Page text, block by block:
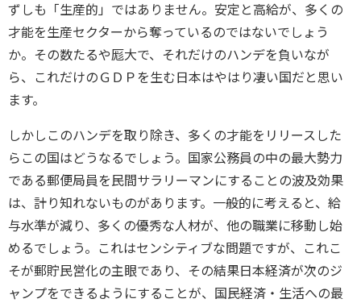
ずしも「生産的」ではありません。安定と高給が、多くの
才能を生産セクターから奪っているのではないでしょう
か。その数たるや厖大で、それだけのハンデを負いなが
ら、これだけのＧＤＰを生む日本はやはり凄い国だと思い
ます。
しかしこのハンデを取り除き、多くの才能をリリースした
らこの国はどうなるでしょう。国家公務員の中の最大勢力
である郵便局員を民間サラリーマンにすることの波及効果
は、計り知れないものがあります。一般的に考えると、給
与水準が減り、多くの優秀な人材が、他の職業に移動し始
めるでしょう。これはセンシティブな問題ですが、これこ
そが郵貯民営化の主眼であり、その結果日本経済が次のジ
ャンプをできるようにすることが、国民経済・生活への最